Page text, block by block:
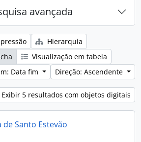
avançada
Hierarquia
Visualização em tabela
Data fim
Direção: Ascendente
Exibir 5 resultados com objetos digitais
Santo Estevão